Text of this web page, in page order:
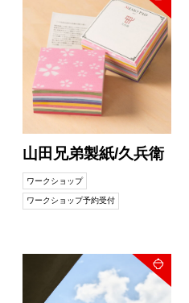
山田兄弟製紙/久兵衛
ワークショップ
ワークショップ予約受付